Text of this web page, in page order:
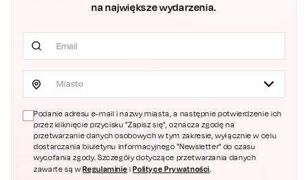
na największe wydarzenia.
Miasto
Podanie adresu e-mail i nazwy miasta, a następnie potwierdzenie ich
przez kliknięcie przycisku "Zapisz się", oznacza zgodę na
przetwarzanie danych osobowych w tym zakresie, wyłącznie w celu
dostarczania biuletynu informacyjnego "Newsletter" do czasu
wycofania zgody. Szczegóły dotyczące przetwarzania danych
zawarte są wRegulaminie iPolityce Prywatności.